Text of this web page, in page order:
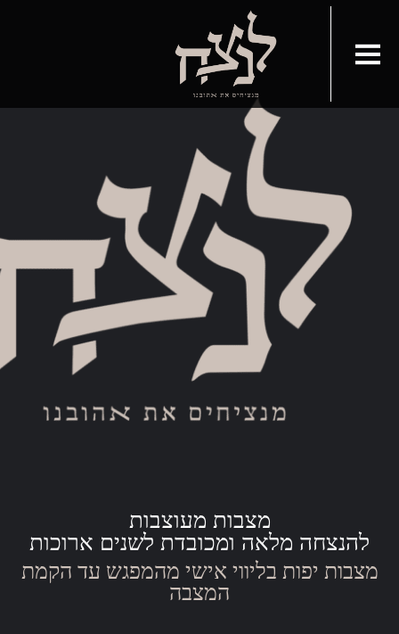
מצבות מעוצבות
להנצחה מלאה ומכובדת לשנים ארוכות
מצבות יפות בליווי אישי מהמפגש עד הקמת
המצבה